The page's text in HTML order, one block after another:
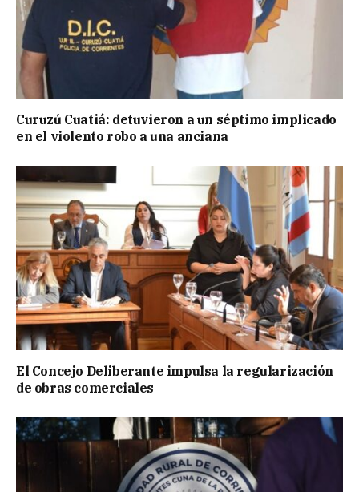
Curuzú Cuatiá: detuvieron a un séptimo implicado
en el violento robo a una anciana
El Concejo Deliberante impulsa la regularización
de obras comerciales